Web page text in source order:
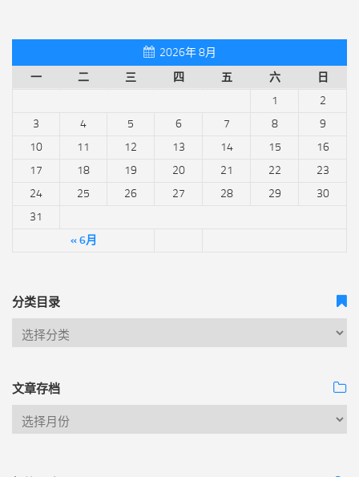
2026年 8月
一
二 三 四 五 六 日
« 6月
1
2
3
4 5 6 7 8
9
10
11 12 13 14 15
16
17
18 19 20 21 22
23
24
25 26 27 28 29
30
31
分类目录
文章存档